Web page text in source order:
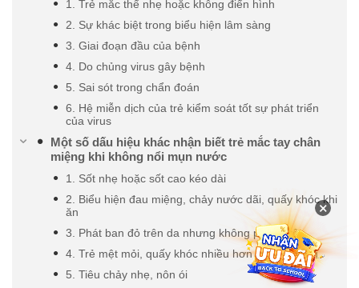
1. Trẻ mắc thể nhẹ hoặc không điển hình
2. Sự khác biệt trong biểu hiện lâm sàng
3. Giai đoạn đầu của bệnh
4. Do chủng virus gây bệnh
5. Sai sót trong chẩn đoán
6. Hệ miễn dịch của trẻ kiểm soát tốt sự phát triển
của virus
Một số dấu hiệu khác nhận biết trẻ mắc tay chân
miệng khi không nổi mụn nước
1. Sốt nhẹ hoặc sốt cao kéo dài
2. Biểu hiện đau miệng, chảy nước dãi, quấy khóc khi
ăn
3. Phát ban đỏ trên da nhưng không phồng rộp
4. Trẻ mệt mỏi, quấy khóc nhiều hơn bình thường
5. Tiêu chảy nhẹ, nôn ói
×